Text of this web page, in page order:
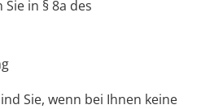
in § 8a des
Sie, wenn bei Ihnen keine